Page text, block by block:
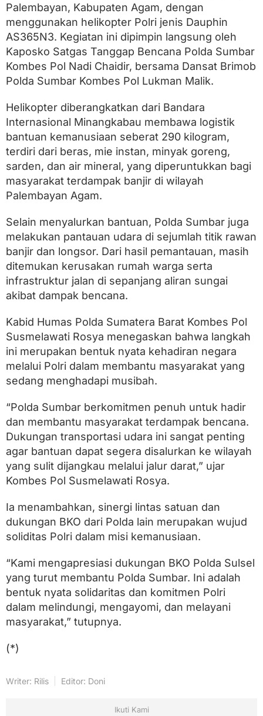
B
a
n
t
u
a
n
K
m
a
n
u
s
a
n
k
L
o
a
s
i
B
a
j
r
d
A
g
m
Palembayan, Kabupaten Agam, dengan
menggunakan helikopter Polri jenis Dauphin
AS365N3. Kegiatan ini dipimpin langsung oleh
Kaposko Satgas Tanggap Bencana Polda Sumbar
Kombes Pol Nadi Chaidir, bersama Dansat Brimob
Polda Sumbar Kombes Pol Lukman Malik.
Helikopter diberangkatkan dari Bandara
Internasional Minangkabau membawa logistik
bantuan kemanusiaan seberat 290 kilogram,
terdiri dari beras, mie instan, minyak goreng,
sarden, dan air mineral, yang diperuntukkan bagi
masyarakat terdampak banjir di wilayah
Palembayan Agam.
Selain menyalurkan bantuan, Polda Sumbar juga
melakukan pantauan udara di sejumlah titik rawan
banjir dan longsor. Dari hasil pemantauan, masih
ditemukan kerusakan rumah warga serta
infrastruktur jalan di sepanjang aliran sungai
akibat dampak bencana.
Kabid Humas Polda Sumatera Barat Kombes Pol
Susmelawati Rosya menegaskan bahwa langkah
ini merupakan bentuk nyata kehadiran negara
melalui Polri dalam membantu masyarakat yang
sedang menghadapi musibah.
“Polda Sumbar berkomitmen penuh untuk hadir
dan membantu masyarakat terdampak bencana.
Dukungan transportasi udara ini sangat penting
agar bantuan dapat segera disalurkan ke wilayah
yang sulit dijangkau melalui jalur darat,” ujar
Kombes Pol Susmelawati Rosya.
Ia menambahkan, sinergi lintas satuan dan
dukungan BKO dari Polda lain merupakan wujud
soliditas Polri dalam misi kemanusiaan.
“Kami mengapresiasi dukungan BKO Polda Sulsel
yang turut membantu Polda Sumbar. Ini adalah
bentuk nyata solidaritas dan komitmen Polri
dalam melindungi, mengayomi, dan melayani
masyarakat,” tutupnya.
(*)
Writer: Rilis Editor: Doni
Ikuti Kami